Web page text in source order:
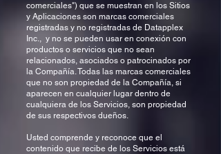
comerciales") que se muestran en los Sitios
y Aplicaciones son marcas comerciales
registradas y no registradas de Datapplex
Inc., y no se pueden usar en conexión con
productos o servicios que no sean
relacionados, asociados o patrocinados por
la Compañía. Todas las marcas comerciales
que no son propiedad de la Compañía, si
aparecen en cualquier lugar dentro de
cualquiera de los Servicios, son propiedad
de sus respectivos dueños.
Usted comprende y reconoce que el
contenido que recibe de los Servicios está